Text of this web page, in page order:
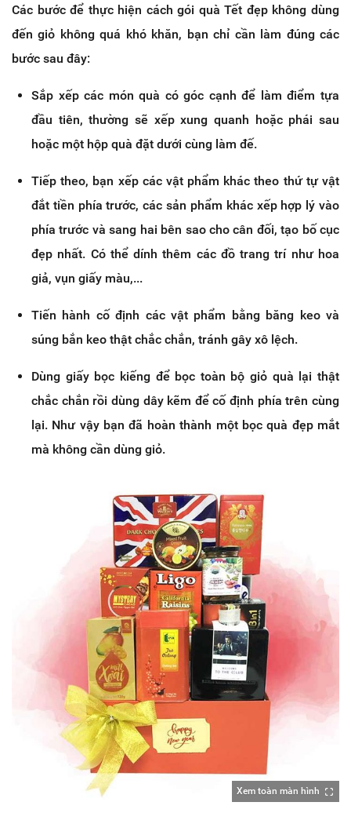
Các bước để thực hiện cách gói quà Tết đẹp không dùng
đến giỏ không quá khó khăn, bạn chỉ cần làm đúng các
bước sau đây:
Sắp xếp các món quà có góc cạnh để làm điểm tựa
đầu tiên, thường sẽ xếp xung quanh hoặc phái sau
hoặc một hộp quà đặt dưới cùng làm đế.
Tiếp theo, bạn xếp các vật phẩm khác theo thứ tự vật
đắt tiền phía trước, các sản phẩm khác xếp hợp lý vào
phía trước và sang hai bên sao cho cân đối, tạo bố cục
đẹp nhất. Có thể dính thêm các đồ trang trí như hoa
giả, vụn giấy màu,...
Tiến hành cố định các vật phẩm bằng băng keo và
súng bắn keo thật chắc chắn, tránh gây xô lệch.
Dùng giấy bọc kiếng để bọc toàn bộ giỏ quà lại thật
chắc chắn rồi dùng dây kẽm để cố định phía trên cùng
lại. Như vậy bạn đã hoàn thành một bọc quà đẹp mắt
mà không cần dùng giỏ.
Xem toàn màn hình